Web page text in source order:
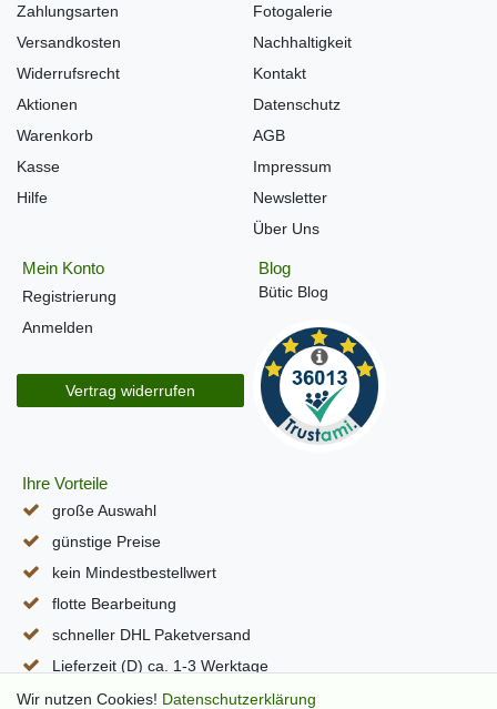
Zahlungsarten
Versandkosten
Widerrufsrecht
Aktionen
Warenkorb
Kasse
Hilfe
Fotogalerie
Nachhaltigkeit
Kontakt
Datenschutz
AGB
Impressum
Newsletter
Über Uns
Mein Konto
Registrierung
Anmelden
Vertrag widerrufen
Blog
Bütic Blog
Ihre Vorteile
große Auswahl
günstige Preise
kein Mindestbestellwert
flotte Bearbeitung
schneller DHL Paketversand
Lieferzeit (D) ca. 1-3 Werktage
alle Seiten per SSL verschlüsselt
Wir nutzen Cookies! Daten­schutz­erklärung